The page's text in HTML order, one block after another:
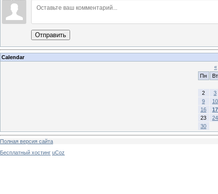
Отправить
Calendar
«
Пн
Вт
2
3
9
10
16
17
23
24
30
Полная версия сайта
Бесплатный хостинг uCoz